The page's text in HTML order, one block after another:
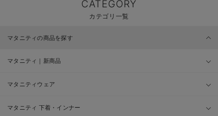
CATEGORY
カテゴリ一覧
マタニティの商品を探す
マタニティ｜新商品
マタニティウェア
マタニティ 下着・インナー